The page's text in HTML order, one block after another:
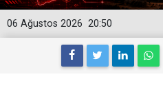
20:50
06 Ağustos 2026